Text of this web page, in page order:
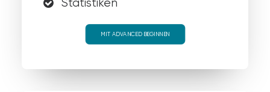
Statistiken
MIT ADVANCED BEGINNEN